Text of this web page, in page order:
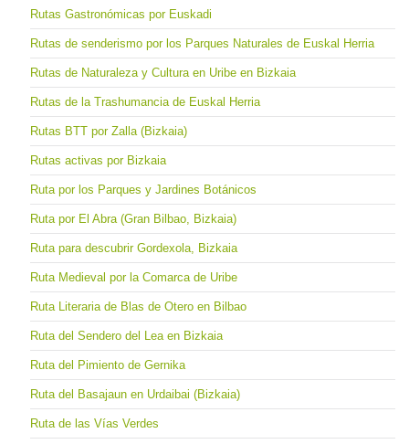
Rutas Gastronómicas por Euskadi
Rutas de senderismo por los Parques Naturales de Euskal Herria
Rutas de Naturaleza y Cultura en Uribe en Bizkaia
Rutas de la Trashumancia de Euskal Herria
Rutas BTT por Zalla (Bizkaia)
Rutas activas por Bizkaia
Ruta por los Parques y Jardines Botánicos
Ruta por El Abra (Gran Bilbao, Bizkaia)
Ruta para descubrir Gordexola, Bizkaia
Ruta Medieval por la Comarca de Uribe
Ruta Literaria de Blas de Otero en Bilbao
Ruta del Sendero del Lea en Bizkaia
Ruta del Pimiento de Gernika
Ruta del Basajaun en Urdaibai (Bizkaia)
Ruta de las Vías Verdes